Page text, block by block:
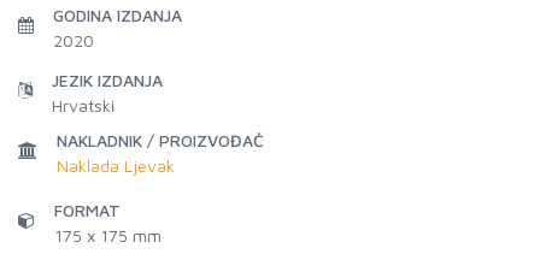
GODINA IZDANJA
2020
JEZIK IZDANJA
Hrvatski
NAKLADNIK / PROIZVOĐAČ
Naklada Ljevak
FORMAT
175 x 175 mm